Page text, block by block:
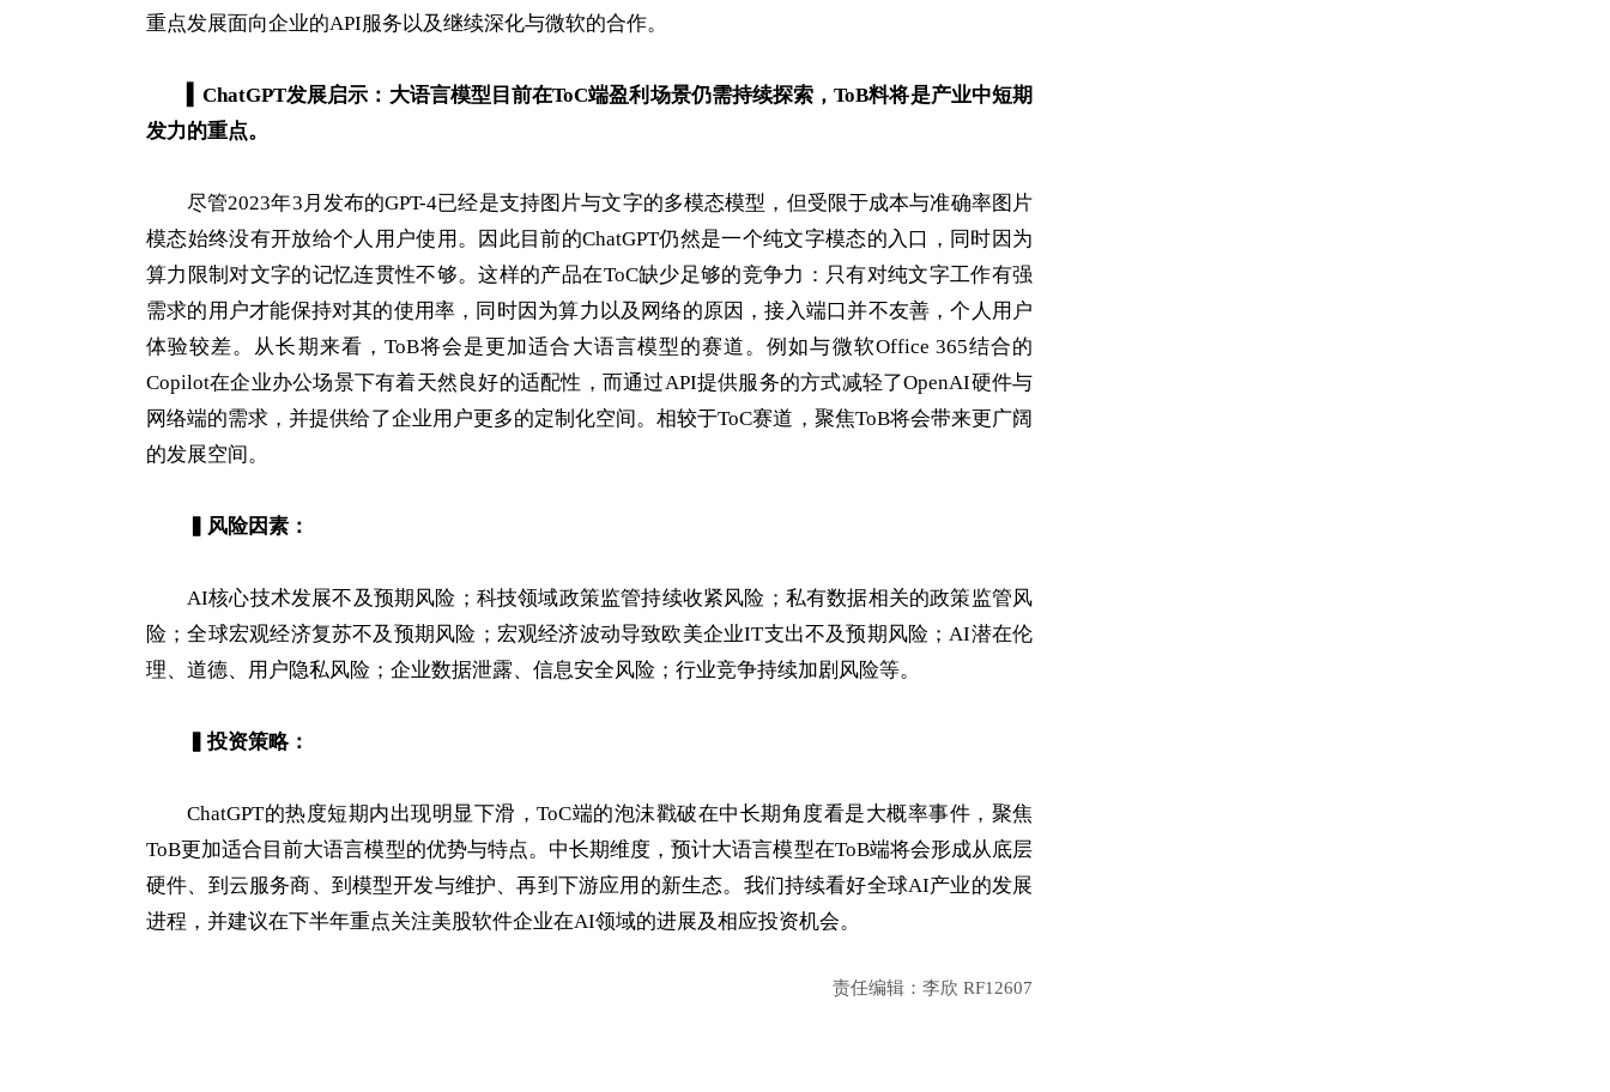
重点发展面向企业的API服务以及继续深化与微软的合作。
ChatGPT发展启示：大语言模型目前在ToC端盈利场景仍需持续探索，ToB料将是产业中短期
发力的重点。
尽管2023年3月发布的GPT-4已经是支持图片与文字的多模态模型，但受限于成本与准确率图片
模态始终没有开放给个人用户使用。因此目前的ChatGPT仍然是一个纯文字模态的入口，同时因为
算力限制对文字的记忆连贯性不够。这样的产品在ToC缺少足够的竞争力：只有对纯文字工作有强
需求的用户才能保持对其的使用率，同时因为算力以及网络的原因，接入端口并不友善，个人用户
体验较差。从长期来看，ToB将会是更加适合大语言模型的赛道。例如与微软Office 365结合的
Copilot在企业办公场景下有着天然良好的适配性，而通过API提供服务的方式减轻了OpenAI硬件与
网络端的需求，并提供给了企业用户更多的定制化空间。相较于ToC赛道，聚焦ToB将会带来更广阔
的发展空间。
风险因素：
AI核心技术发展不及预期风险；科技领域政策监管持续收紧风险；私有数据相关的政策监管风
险；全球宏观经济复苏不及预期风险；宏观经济波动导致欧美企业IT支出不及预期风险；AI潜在伦
理、道德、用户隐私风险；企业数据泄露、信息安全风险；行业竞争持续加剧风险等。
投资策略：
ChatGPT的热度短期内出现明显下滑，ToC端的泡沫戳破在中长期角度看是大概率事件，聚焦
ToB更加适合目前大语言模型的优势与特点。中长期维度，预计大语言模型在ToB端将会形成从底层
硬件、到云服务商、到模型开发与维护、再到下游应用的新生态。我们持续看好全球AI产业的发展
进程，并建议在下半年重点关注美股软件企业在AI领域的进展及相应投资机会。
责任编辑：李欣 RF12607